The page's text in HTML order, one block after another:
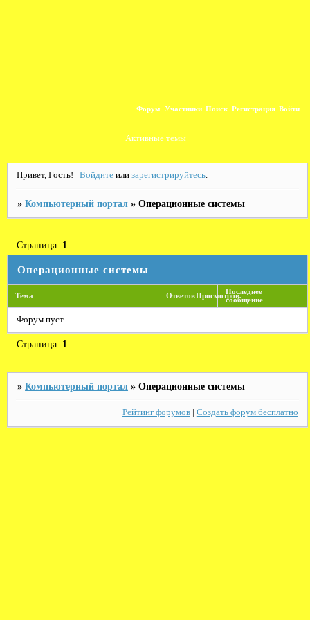
Форум Участники Поиск Регистрация Войти
Активные темы
Привет, Гость! Войдите илизарегистрируйтесь.
»Компьютерный портал »Операционные системы
Операционные системы
Страница: 1
Тема ОтветовПросмотровПоследнее
сообщение
Форум пуст.
Страница: 1
»Компьютерный портал »Операционные системы
Рейтинг форумов| Создать форум бесплатно